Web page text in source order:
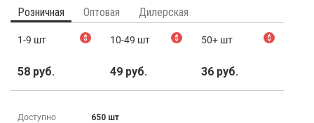
Розничная Оптовая Дилерская
1-9 шт $
58 руб.
10-49 шт $
49 руб.
50+ шт $
36 руб.
Доступно 650 шт